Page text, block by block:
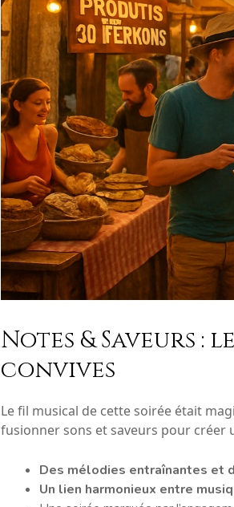
Notes & Saveurs :
convives
Le fil musical de cette soirée était
fusionner sons et saveurs pour créer
Des mélodies entraînantes et
Un lien harmonieux entre